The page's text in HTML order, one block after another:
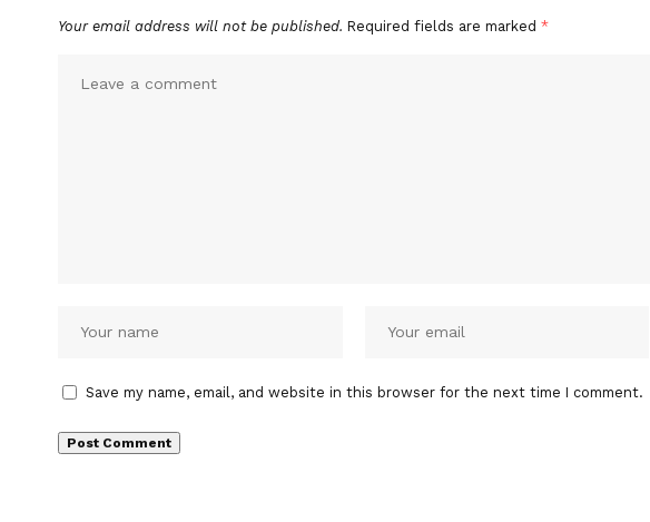
Your email address will not be published. Required fields are marked *
Save my name, email, and website in this browser for the next time I comment.